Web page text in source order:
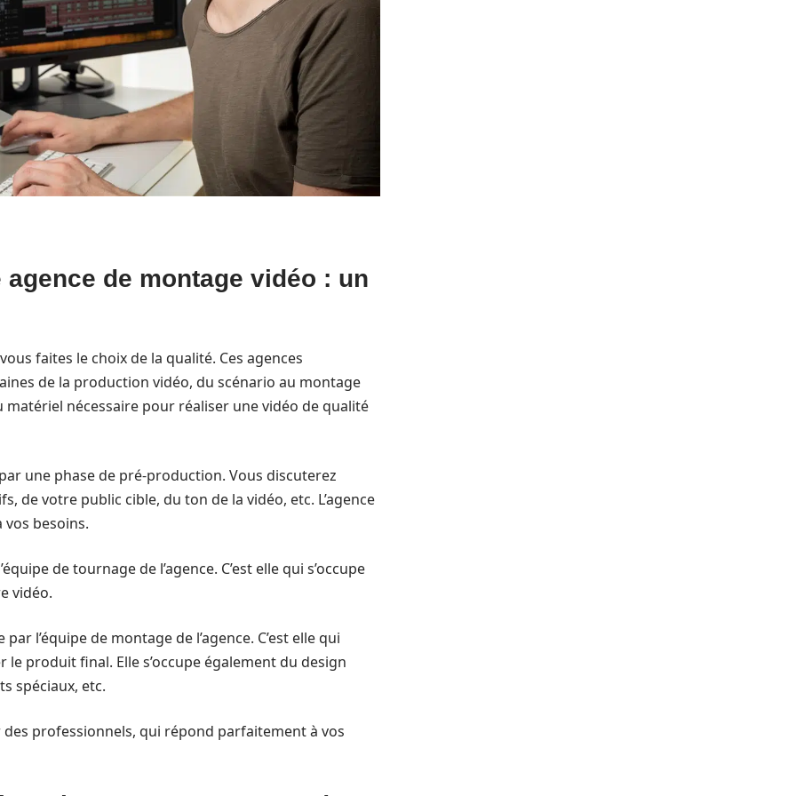
de montage vidéo : un
faites le choix de la qualité. Ces agences
de la production vidéo, du scénario au montage
nécessaire pour réaliser une vidéo de qualité
une phase de pré-production. Vous discuterez
de votre public cible, du ton de la vidéo, etc. L’agence
besoins.
de tournage de l’agence. C’est elle qui s’occupe
vidéo.
l’équipe de montage de l’agence. C’est elle qui
produit final. Elle s’occupe également du design
spéciaux, etc.
professionnels, qui répond parfaitement à vos